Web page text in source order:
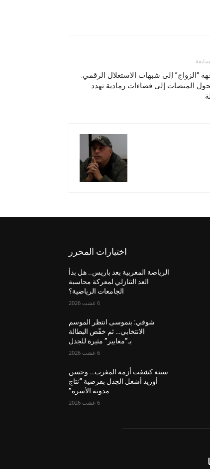
“الزواج” إلى شبهات الاستغلال الرقمي:
المنصات إلى فضاءات رمادية تهدد
اختيارات المحرر
الرياضة المغربية بعد باريس.. هل بدأ
العد التنازلي لمعركة محاسبة
الجامعات الرياضية؟
6 غشت 2026
شوقي: بنموسى انتظر الموسم
الانتخابي… ثم خفّض البطالة
بـ”معايير” مثيرة للجدل
6 غشت 2026
سبتة كشفت أزمة المغرب… وحسن
أوريد أشعل الجدل بفرضية “نتاج
مدونة الأسرة”
6 غشت 2026